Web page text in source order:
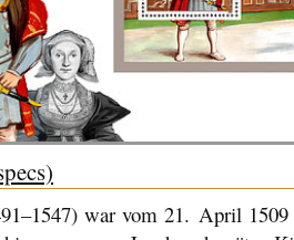
war vom 21. April 1509